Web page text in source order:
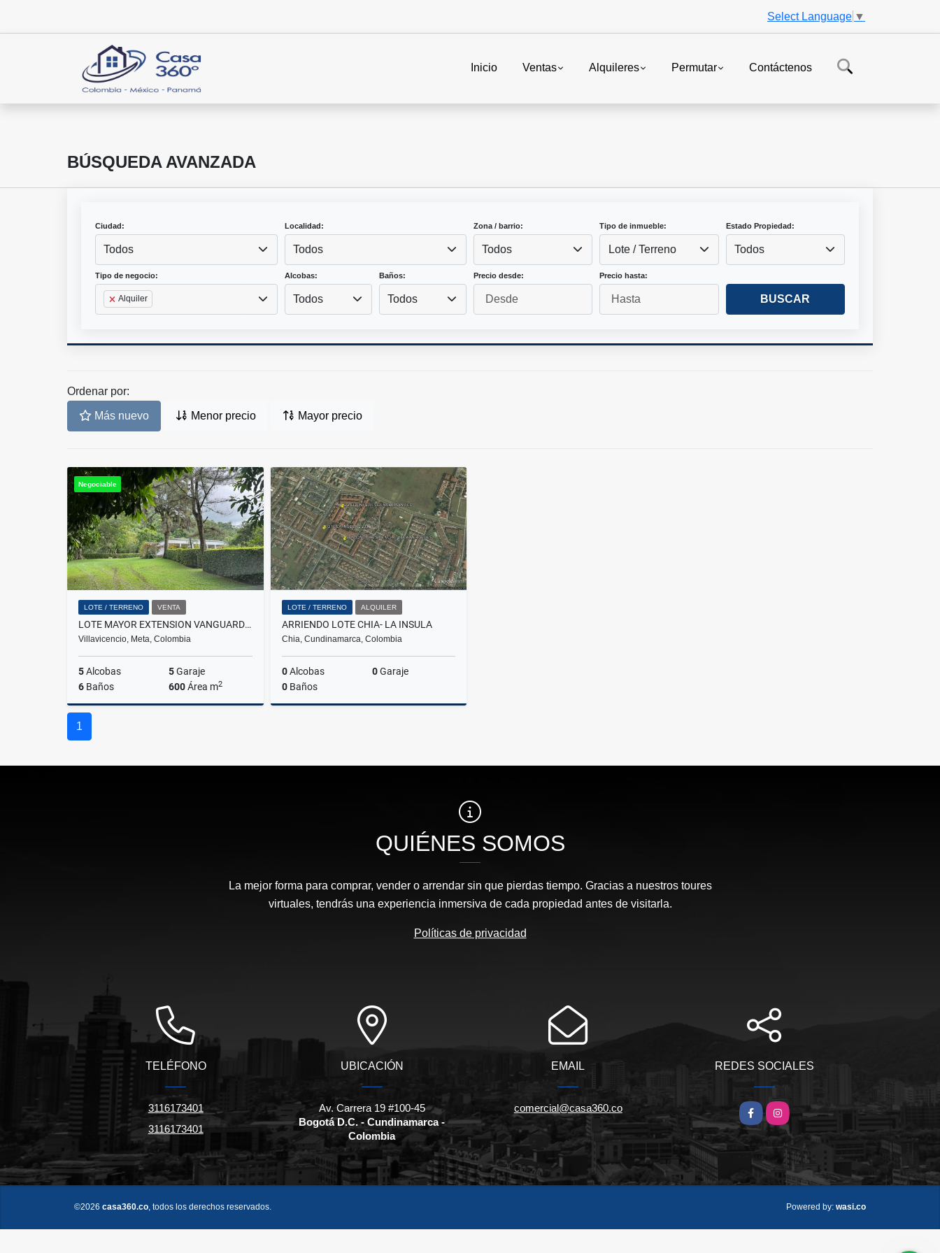
Select Language ▼
Inicio Ventas Alquileres Permutar Contáctenos
BÚSQUEDA AVANZADA
Ciudad:
Todos
Localidad:
Todos
Zona / barrio:
Todos
Tipo de inmueble:
Lote / Terreno
Estado Propiedad:
Todos
Tipo de negocio:
Alquiler
Alcobas:
Todos
Baños:
Todos
Precio desde: Precio hasta:
BUSCAR
Ordenar por:
Más nuevo Menor precio Mayor precio
Negociable
LOTE / TERRENO VENTA
LOTE MAYOR EXTENSION VANGUARDIA VILLAVICENCIO CON CASA CAMPESTRE
Villavicencio, Meta, Colombia
5Alcobas 5Garaje
6 Baños 600Área m2
Venta
$4.100.000.000
LOTE / TERRENO ALQUILER
ARRIENDO LOTE CHIA- LA INSULA
Chia, Cundinamarca, Colombia
0Alcobas 0Garaje
0Baños
1
QUIÉNES SOMOS
La mejor forma para comprar, vender o arrendar sin que pierdas tiempo. Gracias a nuestros toures
virtuales, tendrás una experiencia inmersiva de cada propiedad antes de visitarla.
Políticas de privacidad
TELÉFONO
3116173401
3116173401
UBICACIÓN
Av. Carrera 19 #100-45
Bogotá D.C. - Cundinamarca -
Colombia
EMAIL
comercial@casa360.co
REDES SOCIALES
FacebookInstagram
©2026 casa360.co, todos los derechos reservados. Powered by: wasi.co